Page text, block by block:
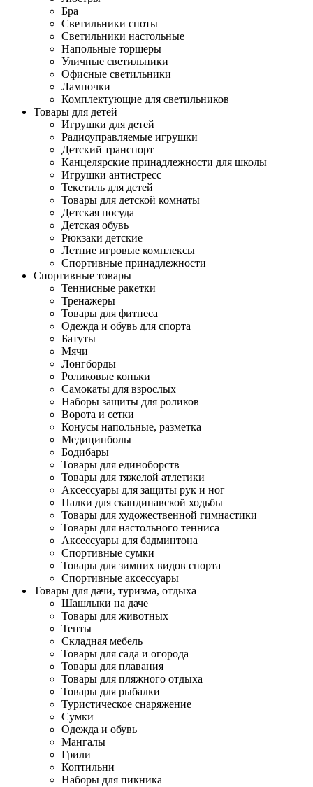
Бра
Светильники споты
Светильники настольные
Напольные торшеры
Уличные светильники
Офисные светильники
Лампочки
Комплектующие для светильников
Товары для детей
Игрушки для детей
Радиоуправляемые игрушки
Детский транспорт
Канцелярские принадлежности для школы
Игрушки антистресс
Текстиль для детей
Товары для детской комнаты
Детская посуда
Детская обувь
Рюкзаки детские
Летние игровые комплексы
Спортивные принадлежности
Спортивные товары
Теннисные ракетки
Тренажеры
Товары для фитнеса
Одежда и обувь для спорта
Батуты
Мячи
Лонгборды
Роликовые коньки
Самокаты для взрослых
Наборы защиты для роликов
Ворота и сетки
Конусы напольные, разметка
Медицинболы
Бодибары
Товары для единоборств
Товары для тяжелой атлетики
Аксессуары для защиты рук и ног
Палки для скандинавской ходьбы
Товары для художественной гимнастики
Товары для настольного тенниса
Аксессуары для бадминтона
Спортивные сумки
Товары для зимних видов спорта
Спортивные аксессуары
Товары для дачи, туризма, отдыха
Шашлыки на даче
Товары для животных
Тенты
Складная мебель
Товары для сада и огорода
Товары для плавания
Товары для пляжного отдыха
Товары для рыбалки
Туристическое снаряжение
Сумки
Одежда и обувь
Мангалы
Грили
Коптильни
Наборы для пикника